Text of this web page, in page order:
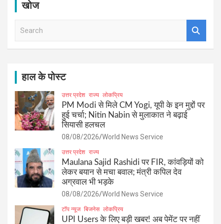
खोज
हाल के पोस्ट
उत्तर प्रदेश राज्य लोकप्रिय
PM Modi से मिले CM Yogi, यूपी के इन मुद्दों पर
हुई चर्चा; Nitin Nabin से मुलाकात ने बढ़ाई
सियासी हलचल
08/08/2026 World News Service
उत्तर प्रदेश राज्य
Maulana Sajid Rashidi पर FIR, कांवड़ियों को
लेकर बयान से मचा बवाल; मंत्री कपिल देव
अग्रवाल भी भड़के
08/08/2026 World News Service
टॉप न्यूज बिजनेस लोकप्रिय
UPI Users के लिए बड़ी खबर! अब पेमेंट पर नहीं